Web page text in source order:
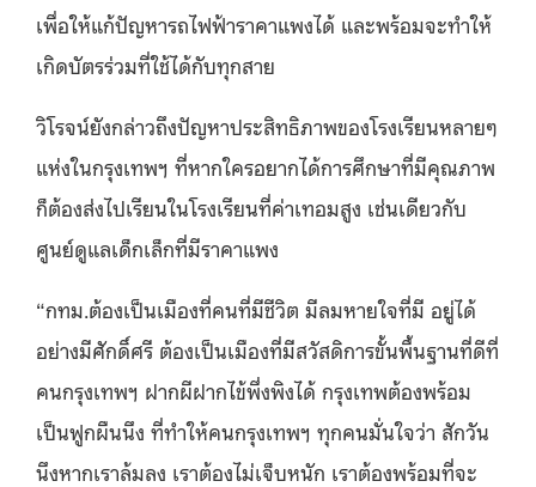
เพื่อให้แก้ปัญหารถไฟฟ้าราคาแพงได้ และพร้อมจะทำให้
เกิดบัตรร่วมที่ใช้ได้กับทุกสาย
วิโรจน์ยังกล่าวถึงปัญหาประสิทธิภาพของโรงเรียนหลายๆ
แห่งในกรุงเทพฯ ที่หากใครอยากได้การศึกษาที่มีคุณภาพ
ก็ต้องส่งไปเรียนในโรงเรียนที่ค่าเทอมสูง เช่นเดียวกับ
ศูนย์ดูแลเด็กเล็กที่มีราคาแพง
“กทม.ต้องเป็นเมืองที่คนที่มีชีวิต มีลมหายใจที่มี อยู่ได้
อย่างมีศักดิ์ศรี ต้องเป็นเมืองที่มีสวัสดิการขั้นพื้นฐานที่ดีที่
คนกรุงเทพฯ ฝากผีฝากไข้พึ่งพิงได้ กรุงเทพต้องพร้อม
เป็นฟูกผืนนึง ที่ทำให้คนกรุงเทพฯ ทุกคนมั่นใจว่า สักวัน
นึงหากเราล้มลง เราต้องไม่เจ็บหนัก เราต้องพร้อมที่จะ